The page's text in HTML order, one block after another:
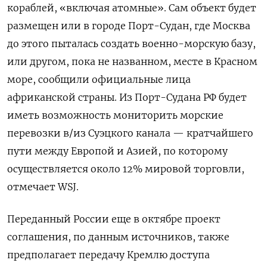
кораблей, «включая атомные». Сам объект будет
размещен или в городе Порт-Судан, где Москва
до этого пыталась создать военно-морскую базу,
или другом, пока не названном, месте в Красном
море, сообщили официальные лица
африканской страны. Из Порт-Судана РФ будет
иметь возможность мониторить морские
перевозки в/из Суэцкого канала — кратчайшего
пути между Европой и Азией, по которому
осуществляется около 12% мировой торговли,
отмечает WSJ.
Переданный России еще в октябре проект
соглашения, по данным источников, также
предполагает передачу Кремлю доступа